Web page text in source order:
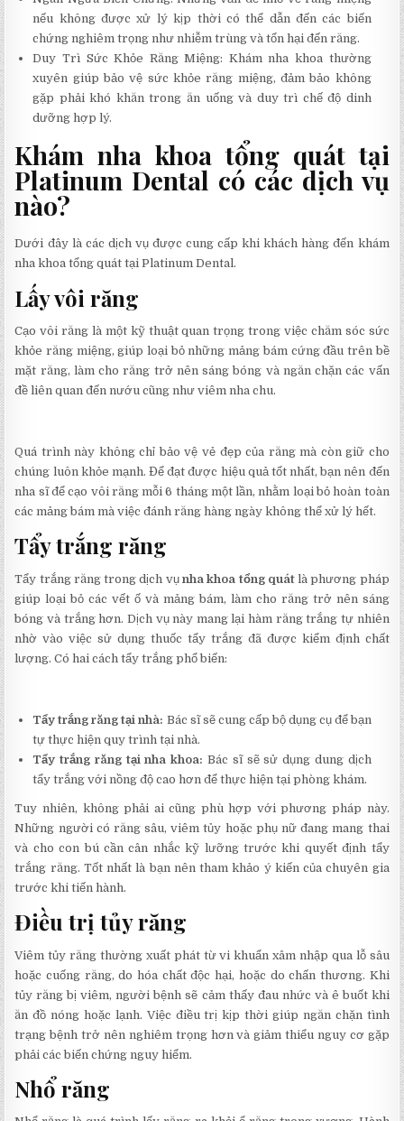
nếu không được xử lý kịp thời có thể dẫn đến các biến
chứng nghiêm trọng như nhiễm trùng và tổn hại đến răng.
Duy Trì Sức Khỏe Răng Miệng: Khám nha khoa thường
xuyên giúp bảo vệ sức khỏe răng miệng, đảm bảo không
gặp phải khó khăn trong ăn uống và duy trì chế độ dinh
dưỡng hợp lý.
Khám nha khoa tổng quát tại
Platinum Dental có các dịch vụ
nào?
Dưới đây là các dịch vụ được cung cấp khi khách hàng đến khám
nha khoa tổng quát tại Platinum Dental.
Lấy vôi răng
Cạo vôi răng là một kỹ thuật quan trọng trong việc chăm sóc sức
khỏe răng miệng, giúp loại bỏ những mảng bám cứng đầu trên bề
mặt răng, làm cho răng trở nên sáng bóng và ngăn chặn các vấn
đề liên quan đến nướu cũng như viêm nha chu.
Quá trình này không chỉ bảo vệ vẻ đẹp của răng mà còn giữ cho
chúng luôn khỏe mạnh. Để đạt được hiệu quả tốt nhất, bạn nên đến
nha sĩ để cạo vôi răng mỗi 6 tháng một lần, nhằm loại bỏ hoàn toàn
các mảng bám mà việc đánh răng hàng ngày không thể xử lý hết.
Tẩy trắng răng
Tẩy trắng răng trong dịch vụ nha khoa tổng quátlà phương pháp
giúp loại bỏ các vết ố và mảng bám, làm cho răng trở nên sáng
bóng và trắng hơn. Dịch vụ này mang lại hàm răng trắng tự nhiên
nhờ vào việc sử dụng thuốc tẩy trắng đã được kiểm định chất
lượng. Có hai cách tẩy trắng phổ biến:
Tẩy trắng răng tại nhà: Bác sĩ sẽ cung cấp bộ dụng cụ để bạn
tự thực hiện quy trình tại nhà.
Tẩy trắng răng tại nha khoa: Bác sĩ sẽ sử dụng dung dịch
tẩy trắng với nồng độ cao hơn để thực hiện tại phòng khám.
Tuy nhiên, không phải ai cũng phù hợp với phương pháp này.
Những người có răng sâu, viêm tủy hoặc phụ nữ đang mang thai
và cho con bú cần cân nhắc kỹ lưỡng trước khi quyết định tẩy
trắng răng. Tốt nhất là bạn nên tham khảo ý kiến của chuyên gia
trước khi tiến hành.
Điều trị tủy răng
Viêm tủy răng thường xuất phát từ vi khuẩn xâm nhập qua lỗ sâu
hoặc cuống răng, do hóa chất độc hại, hoặc do chấn thương. Khi
tủy răng bị viêm, người bệnh sẽ cảm thấy đau nhức và ê buốt khi
ăn đồ nóng hoặc lạnh. Việc điều trị kịp thời giúp ngăn chặn tình
trạng bệnh trở nên nghiêm trọng hơn và giảm thiểu nguy cơ gặp
phải các biến chứng nguy hiểm.
Nhổ răng